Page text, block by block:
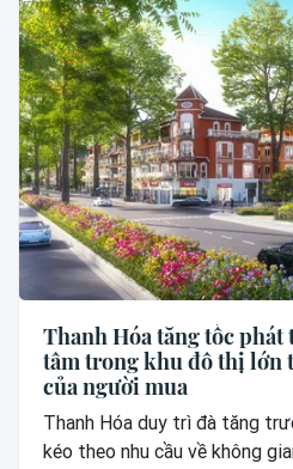
Thanh Hóa tăng tốc
tâm trong khu đô thị lớn
của người mua
Thanh Hóa duy trì đà tăng
kéo theo nhu cầu về không